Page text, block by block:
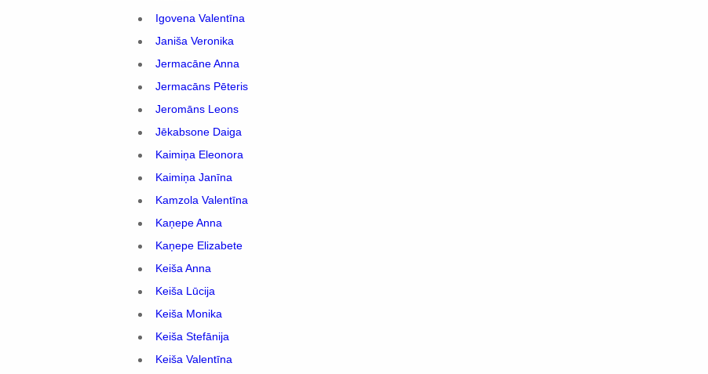
Igovena Valentīna
Janiša Veronika
Jermacāne Anna
Jermacāns Pēteris
Jeromāns Leons
Jēkabsone Daiga
Kaimiņa Eleonora
Kaimiņa Janīna
Kamzola Valentīna
Kaņepe Anna
Kaņepe Elizabete
Keiša Anna
Keiša Lūcija
Keiša Monika
Keiša Stefānija
Keiša Valentīna